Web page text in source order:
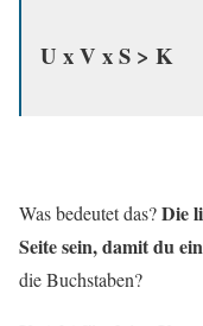
U x V x S > K
Was bedeutet das?Die
Seite sein, damit du
die Buchstaben?